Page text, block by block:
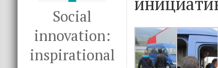
Social
innovation:
inspirational